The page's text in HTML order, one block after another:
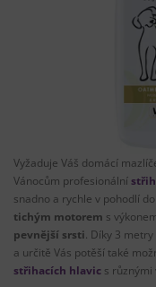
Vyžaduje Váš domácí
Vánocům profesionální
snadno a rychle v pohodlí
tichým motorem s
pevnější srsti. Díky 3
a určitě Vás potěší také
střihacích hlavic s různými